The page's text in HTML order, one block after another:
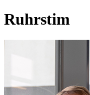
Ruhrstim